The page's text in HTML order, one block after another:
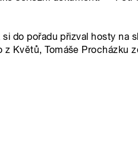
si do pořadu přizval hosty na
z Květů, Tomáše Procházku